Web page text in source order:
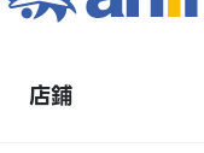
店鋪